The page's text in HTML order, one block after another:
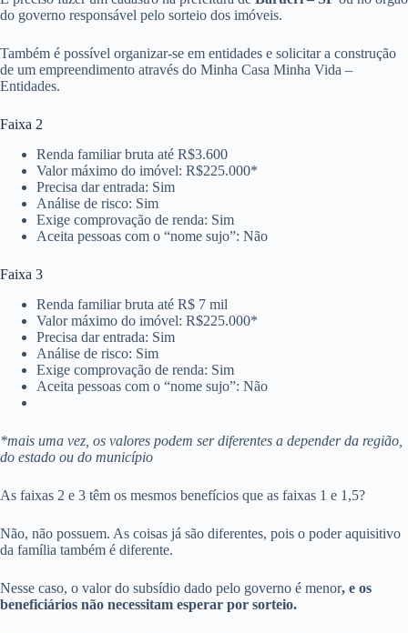
do governo responsável pelo sorteio dos imóveis.
Também é possível organizar-se em entidades e solicitar a construção
de um empreendimento através do Minha Casa Minha Vida –
Entidades.
Faixa 2
Renda familiar bruta até R$3.600
Valor máximo do imóvel: R$225.000*
Precisa dar entrada: Sim
Análise de risco: Sim
Exige comprovação de renda: Sim
Aceita pessoas com o “nome sujo”: Não
Faixa 3
Renda familiar bruta até R$ 7 mil
Valor máximo do imóvel: R$225.000*
Precisa dar entrada: Sim
Análise de risco: Sim
Exige comprovação de renda: Sim
Aceita pessoas com o “nome sujo”: Não
*mais uma vez, os valores podem ser diferentes a depender da região,
do estado ou do município
As faixas 2 e 3 têm os mesmos benefícios que as faixas 1 e 1,5?
Não, não possuem. As coisas já são diferentes, pois o poder aquisitivo
da família também é diferente.
Nesse caso, o valor do subsídio dado pelo governo é menor, e os
beneficiários não necessitam esperar por sorteio.